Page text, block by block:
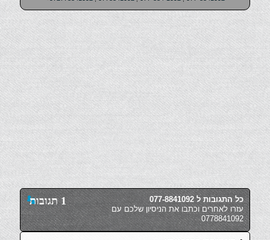
1 תגובות
כל התגובות ל 077-8841092
עזרו לאחרים וכתבו את הניסיון שלכם עם
0778841092